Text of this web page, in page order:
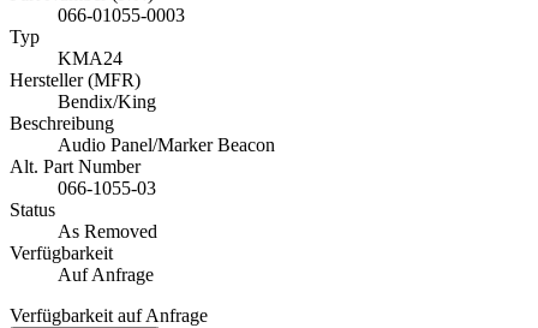
066-01055-0003
Typ
KMA24
Hersteller (MFR)
Bendix/King
Beschreibung
Audio Panel/Marker Beacon
Alt. Part Number
066-1055-03
Status
As Removed
Verfügbarkeit
Auf Anfrage
Verfügbarkeit auf Anfrage